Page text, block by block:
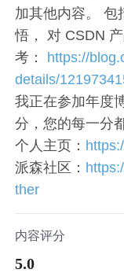
加其他内容。 包
悟， 对 CSDN
考：
https://
details/
我正在参加年度
分，您的每一分
个人主页：
派森社区：
ther
内容评分
5.0